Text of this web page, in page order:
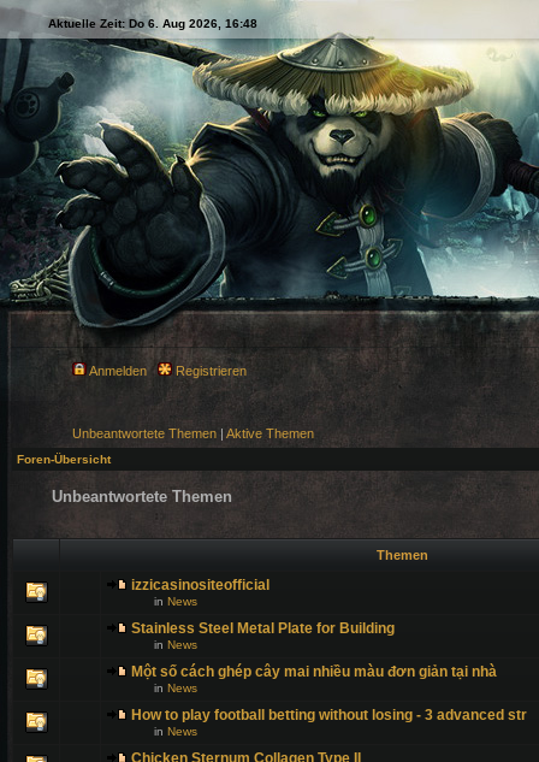
Aktuelle Zeit: Do 6. Aug 2026, 16:48
Anmelden Registrieren
Unbeantwortete Themen | Aktive Themen
Foren-Übersicht
Unbeantwortete Themen
Themen
izzicasinositeofficial
in News
Stainless Steel Metal Plate for Building
in News
Một số cách ghép cây mai nhiều màu đơn giản tại nhà
in News
How to play football betting without losing - 3 advanced str
in News
Chicken Sternum Collagen Type II